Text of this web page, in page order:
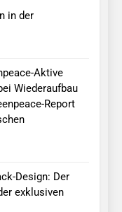
in der
Aktive
Wiederaufbau
Report
Design: Der
exklusiven